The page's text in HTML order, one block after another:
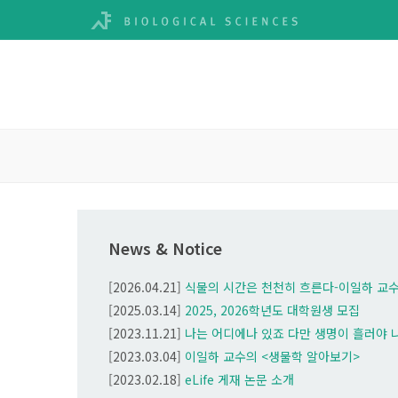
News & Notice
[2026.04.21] 식물의 시간은 천천히 흐른다-이일하 교
[2025.03.14] 2025, 2026학년도 대학원생 모집
[2023.11.21] 나는 어디에나 있죠 다만 생명이 흘러야 나타날뿐 | 통하는 불교 7회 이일하(서울대학
[2023.03.04] 이일하 교수의 <생물학 알아보기>
[2023.02.18] eLife 게재 논문 소개
(2023)Vernalization-triggered
COOLAIRis mediated by CBF